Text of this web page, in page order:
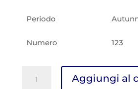
Periodo
Numero 123
N.123
Aggiungi al